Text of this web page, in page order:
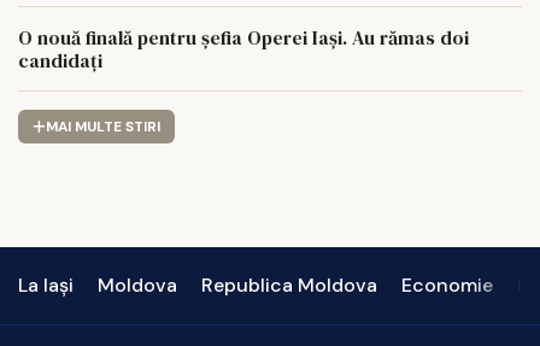
O nouă finală pentru șefia Operei Iași. Au rămas doi
candidați
MAI MULTE STIRI
La Iași Moldova Republica Moldova Economie